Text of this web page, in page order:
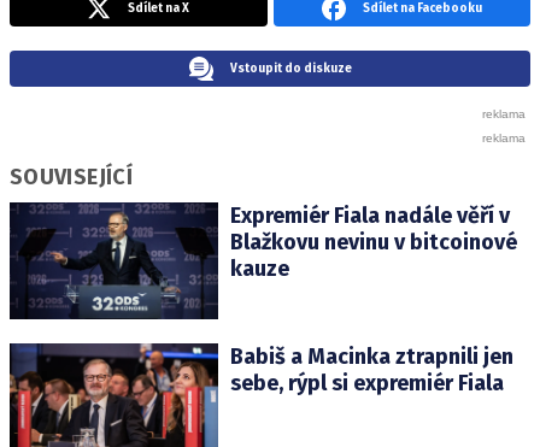
Sdílet na X Sdílet na Facebooku
Vstoupit do diskuze
SOUVISEJÍCÍ
Expremiér Fiala nadále věří v
Blažkovu nevinu v bitcoinové
kauze
Babiš a Macinka ztrapnili jen
sebe, rýpl si expremiér Fiala